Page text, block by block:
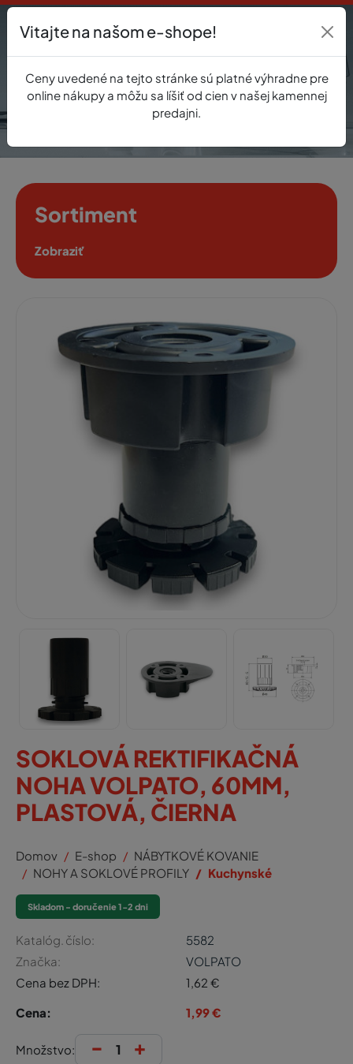
0
Sortiment
Zobraziť
SOKLOVÁ REKTIFIKAČNÁ
NOHA VOLPATO, 60MM,
PLASTOVÁ, ČIERNA
Domov E-shop
NÁBYTKOVÉ KOVANIE
NOHY A SOKLOVÉ PROFILY
Kuchynské
Skladom - doručenie 1-2 dni
Katalóg. číslo:
5582
Značka:
VOLPATO
Cena bez DPH:
1,62 €
Cena:
1,99€
Množstvo: - +
Vitajte na našom e-shope!
Ceny uvedené na tejto stránke sú platné výhradne pre
online nákupy a môžu sa líšiť od cien v našej kamennej
predajni.